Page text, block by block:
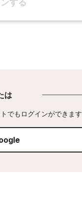
する
は
でもログインができます